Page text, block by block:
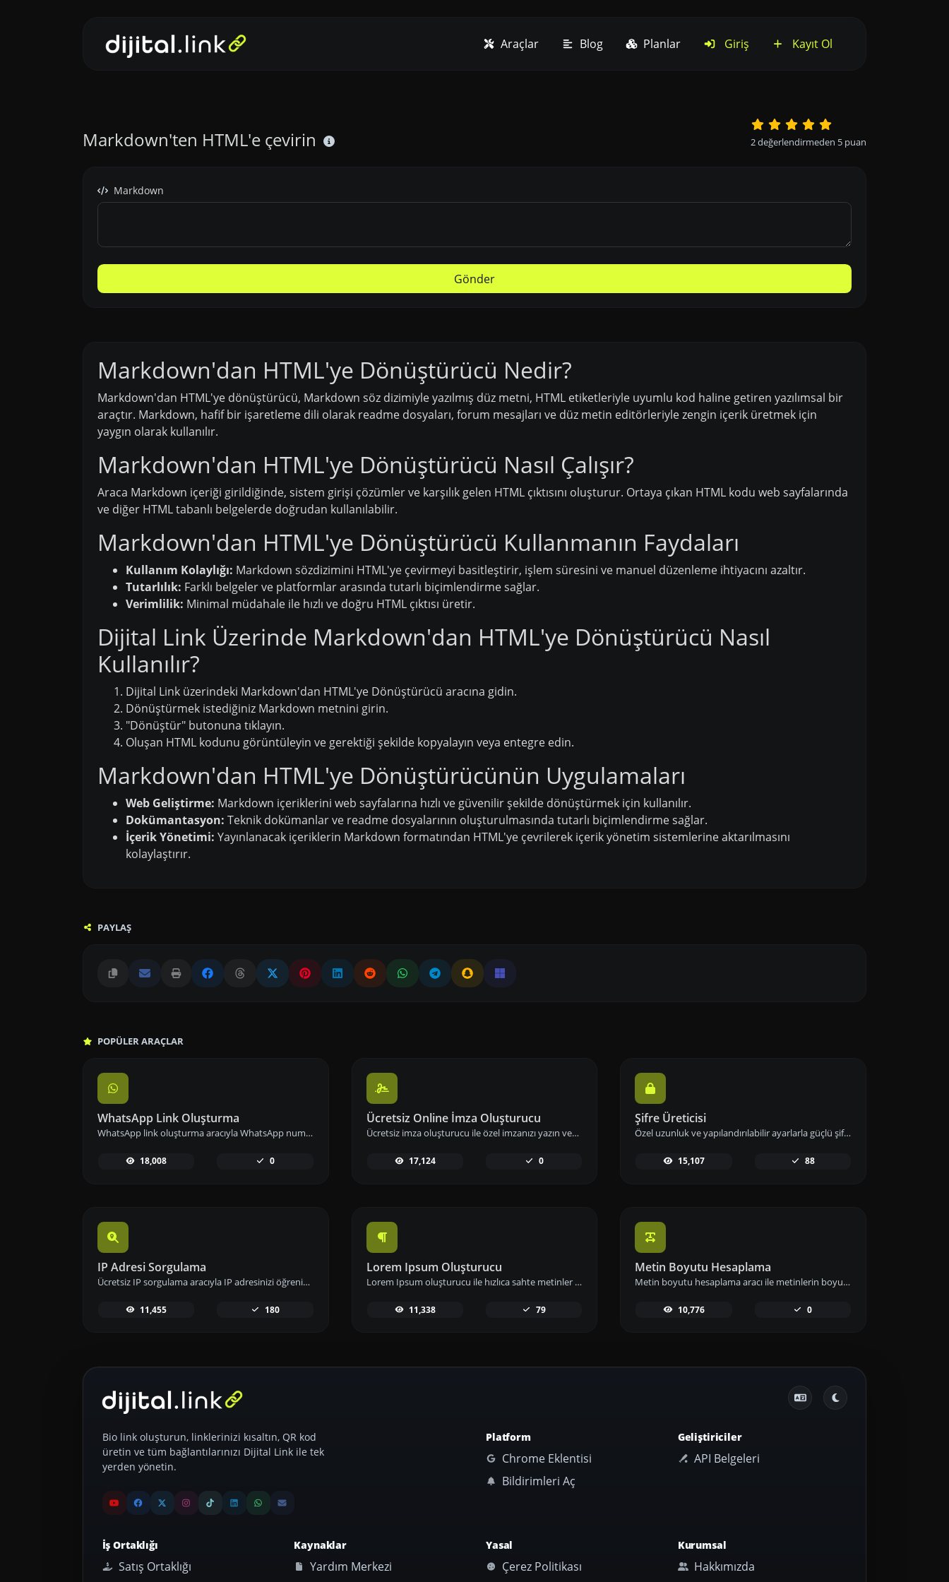
Araçlar Blog Planlar Giriş Kayıt Ol
Markdown'ten HTML'e çevirin 2değerlendirmeden 5 puan
Markdown
Gönder
Markdown'dan HTML'ye Dönüştürücü Nedir?
Markdown'dan HTML'ye dönüştürücü, Markdown söz dizimiyle yazılmış düz metni, HTML etiketleriyle uyumlu kod haline getiren yazılımsal bir
araçtır. Markdown, hafif bir işaretleme dili olarak readme dosyaları, forum mesajları ve düz metin editörleriyle zengin içerik üretmek için
yaygın olarak kullanılır.
Markdown'dan HTML'ye Dönüştürücü Nasıl Çalışır?
Araca Markdown içeriği girildiğinde, sistem girişi çözümler ve karşılık gelen HTML çıktısını oluşturur. Ortaya çıkan HTML kodu web sayfalarında
ve diğer HTML tabanlı belgelerde doğrudan kullanılabilir.
Markdown'dan HTML'ye Dönüştürücü Kullanmanın Faydaları
Kullanım Kolaylığı: Markdown sözdizimini HTML'ye çevirmeyi basitleştirir, işlem süresini ve manuel düzenleme ihtiyacını azaltır.
Tutarlılık: Farklı belgeler ve platformlar arasında tutarlı biçimlendirme sağlar.
Verimlilik: Minimal müdahale ile hızlı ve doğru HTML çıktısı üretir.
Dijital Link Üzerinde Markdown'dan HTML'ye Dönüştürücü Nasıl
Kullanılır?
Dijital Link üzerindeki Markdown'dan HTML'ye Dönüştürücü aracına gidin.
Dönüştürmek istediğiniz Markdown metnini girin.
"Dönüştür" butonuna tıklayın.
Oluşan HTML kodunu görüntüleyin ve gerektiği şekilde kopyalayın veya entegre edin.
Markdown'dan HTML'ye Dönüştürücünün Uygulamaları
Web Geliştirme: Markdown içeriklerini web sayfalarına hızlı ve güvenilir şekilde dönüştürmek için kullanılır.
Dokümantasyon: Teknik dokümanlar ve readme dosyalarının oluşturulmasında tutarlı biçimlendirme sağlar.
İçerik Yönetimi: Yayınlanacak içeriklerin Markdown formatından HTML'ye çevrilerek içerik yönetim sistemlerine aktarılmasını
kolaylaştırır.
PAYLAŞ
POPÜLER ARAÇLAR
WhatsApp Link Oluşturma
WhatsApp link oluşturma aracıyla WhatsApp numaranızın bağlantısını önceden tanımlanmış mesajlarla paylaşarak iletişimi kolaylaştırın.
18,008 0
Ücretsiz Online İmza Oluşturucu
Ücretsiz imza oluşturucu ile özel imzanızı yazın veya çizin. E-imzanızı hızlıca oluşturup indirerek dijital imzanızı hemen kullanıma alabilirsiniz.
17,124 0
Şifre Üreticisi
Özel uzunluk ve yapılandırılabilir ayarlarla güçlü şifreler oluşturun. Sayılar, semboller, küçük ve büyük harf kombinasyonlarını kullanarak şifre güvenliğini artırın.
15,107 88
IP Adresi Sorgulama
Ücretsiz IP sorgulama aracıyla IP adresinizi öğrenin; konum, ISP ve ağ bilgileri gibi detaylara hızlıca erişip analizlerinizi gerçekleştirin.
11,455 180
Lorem Ipsum Oluşturucu
Lorem Ipsum oluşturucu ile hızlıca sahte metinler üretin; tasarımlarınızda ve projelerinizde örnek içerik olarak kullanın.
11,338 79
Metin Boyutu Hesaplama
Metin boyutu hesaplama aracı ile metinlerin boyutunu Bayt (B), Kilobayt (KB) veya Megabayt (MB) cinsinden anında hesaplayın ve veri kullanımınızı etkin biçimde yönetin.
10,776 0
Bio link oluşturun, linklerinizi kısaltın, QR kod
üretin ve tüm bağlantılarınızı Dijital Link ile tek
yerden yönetin.
Platform
Chrome Eklentisi
Bildirimleri Aç
Geliştiriciler
API Belgeleri
İş Ortaklığı
Satış Ortaklığı
Kaynaklar
Yardım Merkezi
Yasal
Çerez Politikası
Kurumsal
Hakkımızda